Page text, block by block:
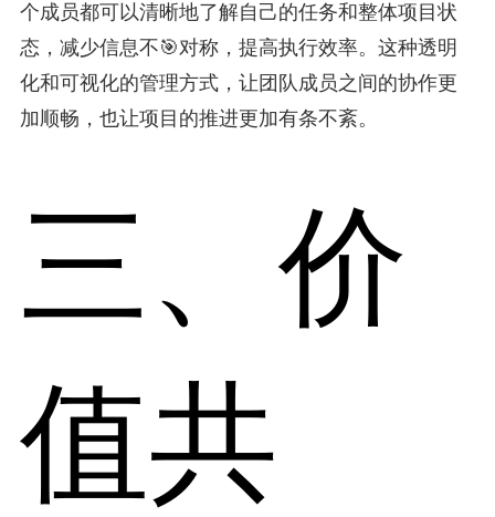
个成员都可以清晰地了解自己的任务和整体项目状
态，减少信息不🎯对称，提高执行效率。这种透明
化和可视化的管理方式，让团队成员之间的协作更
加顺畅，也让项目的推进更加有条不紊。
三、价
值共